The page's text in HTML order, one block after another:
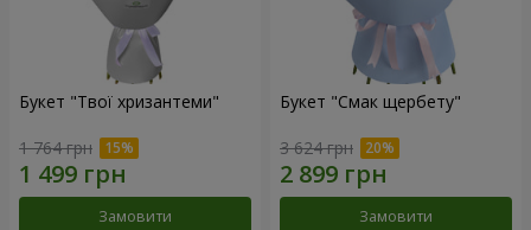
Букет "Твої хризантеми"
1 764 грн
Замовити
Букет "Смак щербету"
3 624 грн
Замовити